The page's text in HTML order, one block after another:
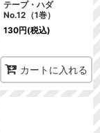
テープ・ハダ
No.12（1巻）
130円(税込)
カートに入れる